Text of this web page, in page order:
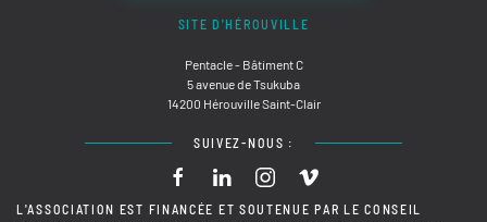
SITE D'HÉROUVILLE
Pentacle - Bâtiment C
5 avenue de Tsukuba
14200 Hérouville Saint-Clair
SUIVEZ-NOUS :
L'ASSOCIATION EST FINANCÉE ET SOUTENUE PAR LE CONSEIL